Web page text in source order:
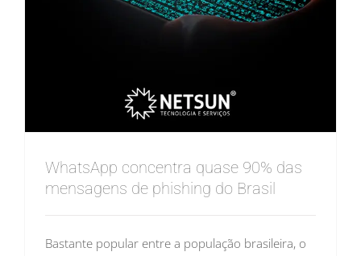
WhatsApp concentra quase 90% das
mensagens de phishing do Brasil
Bastante popular entre a população brasileira, o